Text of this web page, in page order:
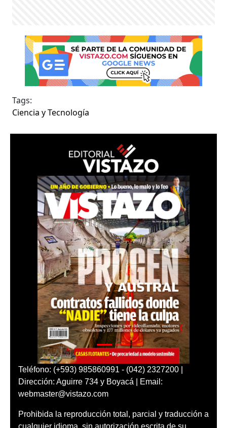
Tags:
Ciencia y Tecnología
Teléfono: (+593) 985860991 - (042) 2327200 |
Dirección: Aguirre 734 y Boyacá | Email:
webmaster@vistazo.com
Prohibida la reproducción total, parcial y traducción a